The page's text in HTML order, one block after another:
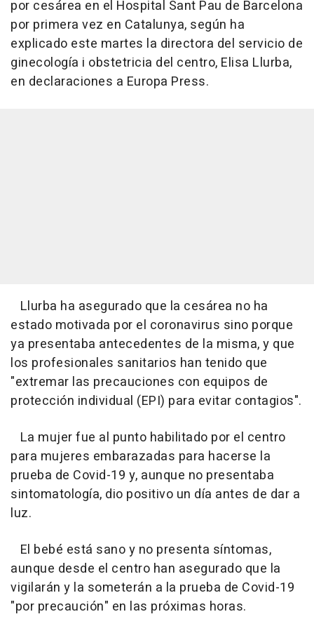
por cesárea en el Hospital Sant Pau de Barcelona
por primera vez en Catalunya, según ha
explicado este martes la directora del servicio de
ginecología i obstetricia del centro, Elisa Llurba,
en declaraciones a Europa Press.
Llurba ha asegurado que la cesárea no ha
estado motivada por el coronavirus sino porque
ya presentaba antecedentes de la misma, y que
los profesionales sanitarios han tenido que
"extremar las precauciones con equipos de
protección individual (EPI) para evitar contagios".
La mujer fue al punto habilitado por el centro
para mujeres embarazadas para hacerse la
prueba de Covid-19 y, aunque no presentaba
sintomatología, dio positivo un día antes de dar a
luz.
El bebé está sano y no presenta síntomas,
aunque desde el centro han asegurado que la
vigilarán y la someterán a la prueba de Covid-19
"por precaución" en las próximas horas.